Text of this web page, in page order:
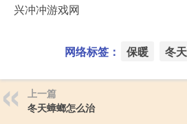
兴冲冲游戏网
网络标签： 保暖 冬天
上一篇
冬天蟑螂怎么治